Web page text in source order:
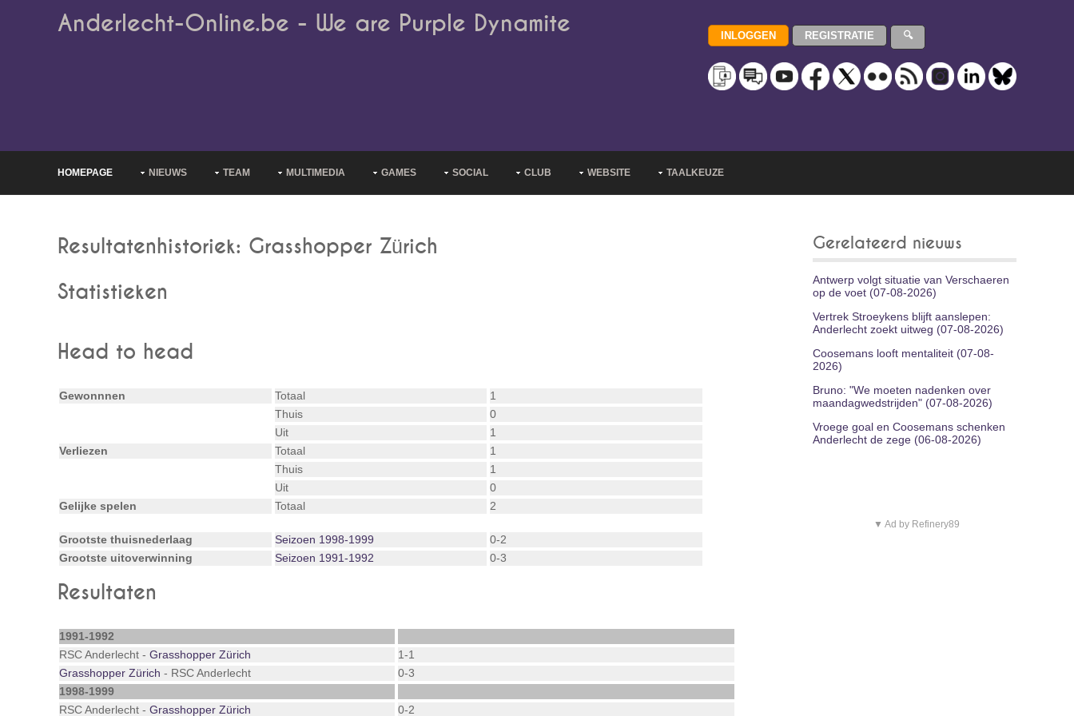
Anderlecht-Online.be - We are Purple Dynamite
HOMEPAGE NIEUWS TEAM MULTIMEDIA GAMES SOCIAL CLUB WEBSITE TAALKEUZE
Resultatenhistoriek: Grasshopper Zürich
Statistieken
Head to head
Gewonnnen Totaal
1
Thuis
0
Uit
1
Verliezen
Totaal
1
Thuis
1
Uit
0
Gelijke spelen
Totaal 2
Grootste thuisnederlaag Seizoen 1998-1999
0-2
Grootste uitoverwinning
Seizoen 1991-1992 0-3
Resultaten
1991-1992
RSC Anderlecht - Grasshopper Zürich
1-1
Grasshopper Zürich - RSC Anderlecht
0-3
1998-1999
RSC Anderlecht - Grasshopper Zürich 0-2
Gerelateerd nieuws
Antwerp volgt situatie van Verschaeren
op de voet (07-08-2026)
Vertrek Stroeykens blijft aanslepen:
Anderlecht zoekt uitweg (07-08-2026)
Coosemans looft mentaliteit (07-08-
2026)
Bruno: "We moeten nadenken over
maandagwedstrijden" (07-08-2026)
Vroege goal en Coosemans schenken
Anderlecht de zege (06-08-2026)
▼ Ad by Refinery89